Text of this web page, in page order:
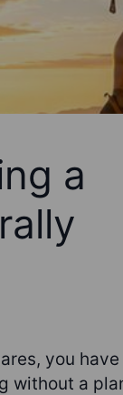
a
you have
without a